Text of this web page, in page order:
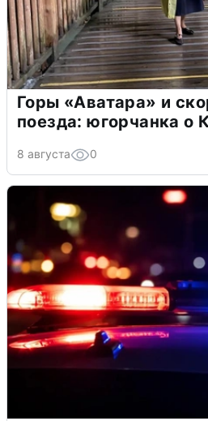
Горы «Аватара» и
поезда: югорчанка о
8 августа 0